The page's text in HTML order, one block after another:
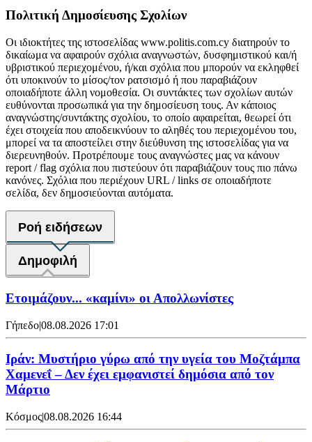
Πολιτική Δημοσίευσης Σχολίων
Οι ιδιοκτήτες της ιστοσελίδας www.politis.com.cy διατηρούν το
δικαίωμα να αφαιρούν σχόλια αναγνωστών, δυσφημιστικού και/ή
υβριστικού περιεχομένου, ή/και σχόλια που μπορούν να εκληφθεί
ότι υποκινούν το μίσος/τον ρατσισμό ή που παραβιάζουν
οποιαδήποτε άλλη νομοθεσία. Οι συντάκτες των σχολίων αυτών
ευθύνονται προσωπικά για την δημοσίευση τους. Αν κάποιος
αναγνώστης/συντάκτης σχολίου, το οποίο αφαιρείται, θεωρεί ότι
έχει στοιχεία που αποδεικνύουν το αληθές του περιεχομένου του,
μπορεί να τα αποστείλει στην διεύθυνση της ιστοσελίδας για να
διερευνηθούν. Προτρέπουμε τους αναγνώστες μας να κάνουν
report / flag σχόλια που πιστεύουν ότι παραβιάζουν τους πιο πάνω
κανόνες. Σχόλια που περιέχουν URL / links σε οποιαδήποτε
σελίδα, δεν δημοσιεύονται αυτόματα.
Ροή ειδήσεων
Δημοφιλή
Ετοιμάζουν... «καμίνι» οι Απολλωνίστες
Γήπεδο|08.08.2026 17:01
Ιράν: Μυστήριο γύρω από την υγεία του Μοζτάμπα
Χαμενεΐ – Δεν έχει εμφανιστεί δημόσια από τον
Μάρτιο
Κόσμος|08.08.2026 16:44